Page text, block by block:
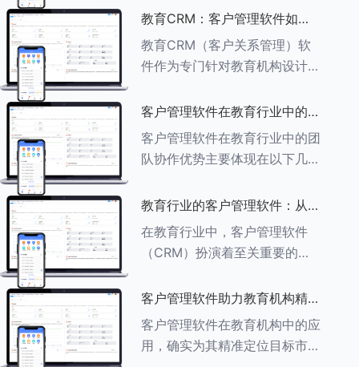
述其助力作用： ###一、学员
信息管理 客户管理软件具备强
大的学员信息管理功能，能够集
中存储
教育CRM：客户管理软件如何
增强教育品牌影响力
教育CRM（客户关系管理）软
件作为专门针对教育机构设计的
影响力方面发挥着重要作用。以
下详细分析教育CRM软件如何
助力提升教育品牌影响力：
###一、
客户管理软件在教育行业中的团
队协作优势
客户管理软件在教育行业中的团
队协作优势主要体现在以下几个
与共享 客户管理软件作为强大
的信息存储库，能够整合并记录
学生的基本信息（如姓名、年
龄、联
教育行业的客户管理软件：从招
生到毕业的全方位管理
在教育行业中，客户管理软件
（CRM）扮演着至关重要的角
全方位管理，提升教育机构的管
理效率和学员满意度。以下是一
些适合教育行业的CRM软件及
其功能特点：
客户管理软件助力教育机构精准
定位目标市场
客户管理软件在教育机构中的应
用，确实为其精准定位目标市场